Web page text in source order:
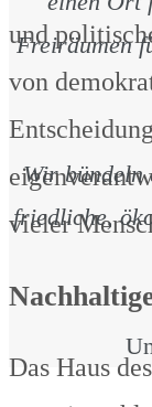
und
von
vieler
Das Haus
Freiräumen
Wir bündeln
friedliche,